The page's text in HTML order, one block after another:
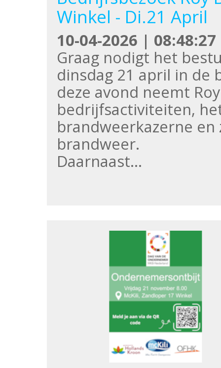
Winkel - Di.21 April
10-04-2026 | 08:48:27
Graag nodigt het
dinsdag 21 april in de
deze avond neemt
bedrijfsactiviteiten,
brandweerkazerne
brandweer.
Daarnaast…